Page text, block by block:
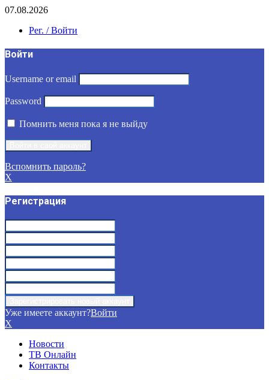
07.08.2026
Рег. / Войти
Войти
Username or email
Password
Помнить меня пока я не выйду
Вспомнить пароль?
X
Регистрация
Уже имеете аккаунт?Войти
X
Новости
ТВ Онлайн
Контакты